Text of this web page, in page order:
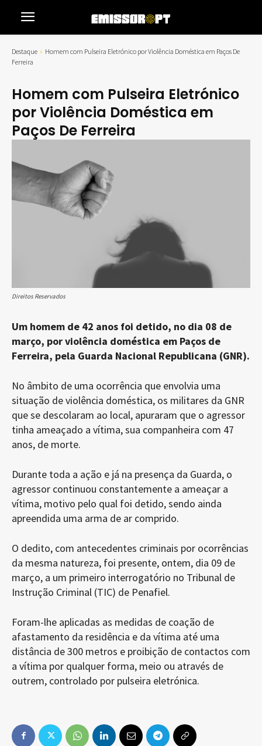
Destaque
Homem com Pulseira Eletrónico por Violência Doméstica em Paços De
Ferreira
Homem com Pulseira Eletrónico
por Violência Doméstica em
Paços De Ferreira
Direitos Reservados
Um homem de 42 anos foi detido, no dia 08 de
março, por violência doméstica em Paços de
Ferreira, pela Guarda Nacional Republicana (GNR).
No âmbito de uma ocorrência que envolvia uma
situação de violência doméstica, os militares da GNR
que se descolaram ao local, apuraram que o agressor
tinha ameaçado a vítima, sua companheira com 47
anos, de morte.
Durante toda a ação e já na presença da Guarda, o
agressor continuou constantemente a ameaçar a
vítima, motivo pelo qual foi detido, sendo ainda
apreendida uma arma de ar comprido.
O dedito, com antecedentes criminais por ocorrências
da mesma natureza, foi presente, ontem, dia 09 de
março, a um primeiro interrogatório no Tribunal de
Instrução Criminal (TIC) de Penafiel.
Foram-lhe aplicadas as medidas de coação de
afastamento da residência e da vítima até uma
distância de 300 metros e proibição de contactos com
a vítima por qualquer forma, meio ou através de
outrem, controlado por pulseira eletrónica.